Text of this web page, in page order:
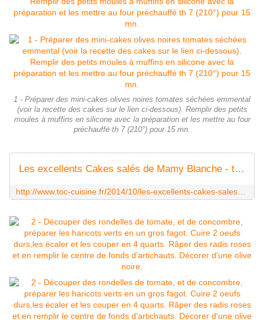
1 - Préparer des mini-cakes olives noires tomates séchées emmental
(voir la recette des cakes sur le lien ci-dessous). Remplir des petits
moules à muffins en silicone avec la préparation et les mettre au four
préchauffé th 7 (210°) pour 15 mn.
Les excellents Cakes salés de Mamy Blanche - toc-cuisine.fr